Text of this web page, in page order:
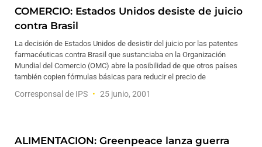
COMERCIO: Estados Unidos desiste de juicio
contra Brasil
La decisión de Estados Unidos de desistir del juicio por las patentes
farmacéuticas contra Brasil que sustanciaba en la Organización
Mundial del Comercio (OMC) abre la posibilidad de que otros países
también copien fórmulas básicas para reducir el precio de
Corresponsal de IPS 25 junio, 2001
ALIMENTACION: Greenpeace lanza guerra